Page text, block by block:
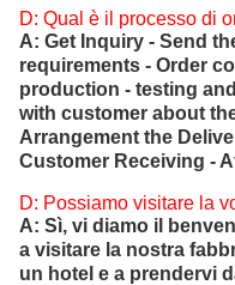
D: Qual è il processo di
A: Get Inquiry - Send
requirements - Order
production - testing
with customer about
Arrangement the
Customer Receiving -
D: Possiamo visitare la
A: Sì, vi diamo il
a visitare la nostra
un hotel e a prendervi